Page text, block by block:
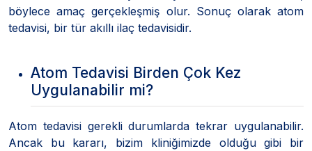
böylece amaç gerçekleşmiş olur. Sonuç olarak atom
tedavisi, bir tür akıllı ilaç tedavisidir.
Atom Tedavisi Birden Çok Kez
Uygulanabilir mi?
Atom tedavisi gerekli durumlarda tekrar uygulanabilir.
Ancak bu kararı, bizim kliniğimizde olduğu gibi bir